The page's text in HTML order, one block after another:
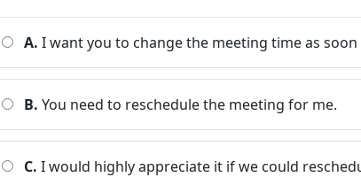
A. I want you to change the meeting time as soon
B. You need to reschedule the meeting for me.
C. I would highly appreciate it if we could